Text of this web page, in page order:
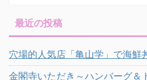
最近の投稿
穴場的人気店「亀山学」で海鮮
金閣寺いただき～ハンバーグ＆